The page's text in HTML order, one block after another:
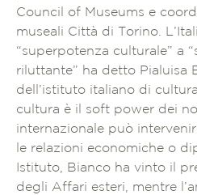
Council of Museums e
museali Città di Torino.
“superpotenza culturale” a
riluttante” ha detto Pialuisa
dell’istituto italiano di
cultura è il soft power dei
internazionale può
le relazioni economiche o
Istituto, Bianco ha vinto il
degli Affari esteri, mentre